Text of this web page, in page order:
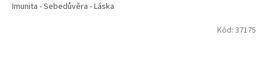
Imunita - Sebedůvěra - Láska
Kód: 37175